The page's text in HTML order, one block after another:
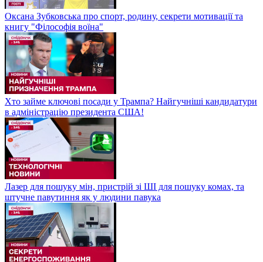
Оксана Зубковська про спорт, родину, секрети мотивації та
книгу "Філософія воїна"
Хто займе ключові посади у Трампа? Найгучніші кандидатури
в адміністрацію президента США!
Лазер для пошуку мін, пристрій зі ШІ для пошуку комах, та
штучне павутиння як у людини павука